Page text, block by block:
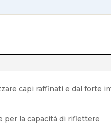
capi raffinati e dal forte
per la capacità di riflettere